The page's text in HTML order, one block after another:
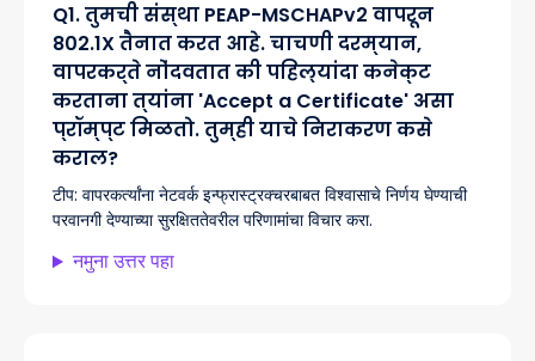
Q1.तुमची संस्था PEAP-MSCHAPv2 वापरून
802.1X तैनात करत आहे. चाचणी दरम्यान,
वापरकर्ते नोंदवतात की पहिल्यांदा कनेक्ट
करताना त्यांना 'Accept a Certificate' असा
प्रॉम्प्ट मिळतो. तुम्ही याचे निराकरण कसे
कराल?
टीप: वापरकर्त्यांना नेटवर्क इन्फ्रास्ट्रक्चरबाबत विश्वासाचे निर्णय घेण्याची
परवानगी देण्याच्या सुरक्षिततेवरील परिणामांचा विचार करा.
नमुना उत्तर पहा